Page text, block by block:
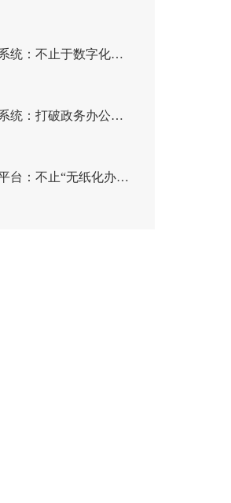
智慧人大系统：不止于数字化升级，解锁新时代民主履职...
智慧政协系统：打破政务办公惯性！重塑新时代政协履职...
智慧人大平台：不止“无纸化办公”！解锁基层履职的数...